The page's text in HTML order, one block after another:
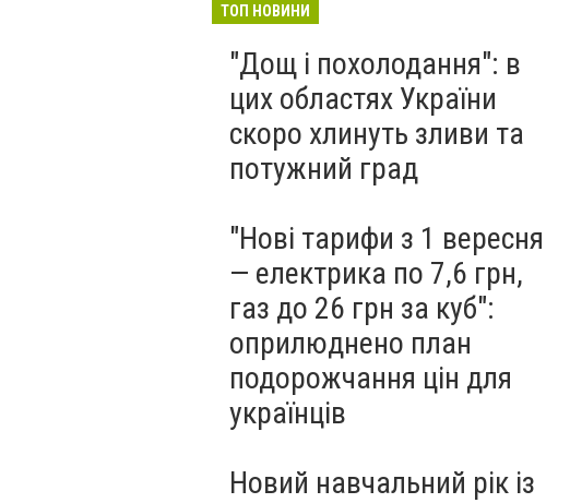
та шквальний вітер
ТОП НОВИНИ
"Дощ і похолодання": в
цих областях України
скоро хлинуть зливи та
потужний град
"Нові тарифи з 1 вересня
— електрика по 7,6 грн,
газ до 26 грн за куб":
оприлюднено план
подорожчання цін для
українців
Новий навчальний рік із